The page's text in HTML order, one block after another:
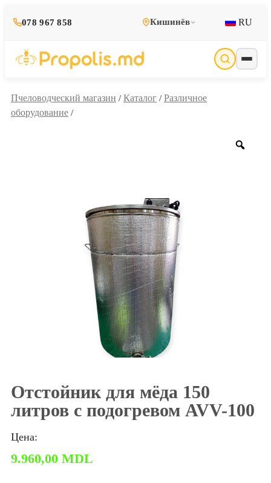
078 967 858 Кишинёв RU
Пчеловодческий магазин / Каталог / Различное
оборудование /
Отстойник для мёда 150
литров с подогревом AVV-100
Цена:
9.960,00 MDL